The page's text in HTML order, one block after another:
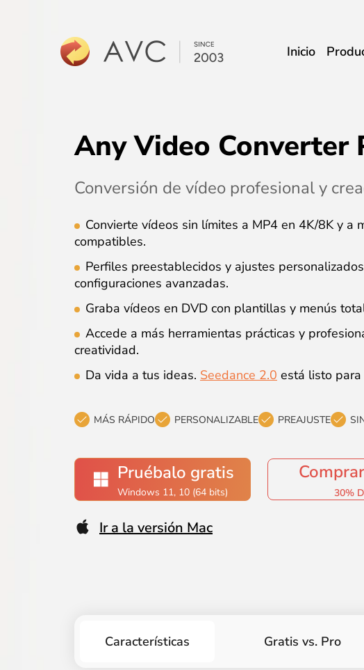
Inicio
Any Video Converter
Conversión de vídeo profesional y
Convierte vídeos sin límites a MP4 en 4K/8K y a
compatibles.
Perfiles preestablecidos y ajustes
configuraciones avanzadas.
Graba vídeos en DVD con plantillas y menús
Accede a más herramientas prácticas y
creatividad.
Da vida a tus ideas. Seedance 2.0 está listo para
MÁS RÁPIDO PERSONALIZABLE PREAJUSTE
Pruébalo gratis
Windows 11, 10 (64 bits) 30%
Ir a la versión Mac
Características Gratis vs. Pro